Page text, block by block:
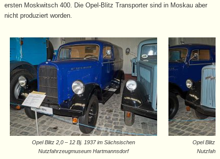
ersten Moskwitsch 400. Die Opel-Blitz Transporter sind in Moskau aber
nicht produziert worden.
Opel Blitz 2,0 – 12 Bj. 1937 im Sächsischen
Nutzfahrzeugmuseum Hartmannsdorf
Opel Blitz